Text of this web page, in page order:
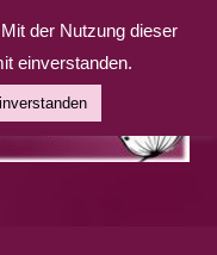
der Nutzung dieser
einverstanden.